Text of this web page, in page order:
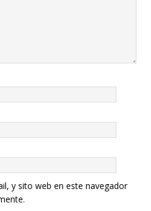
y sito web en este navegador